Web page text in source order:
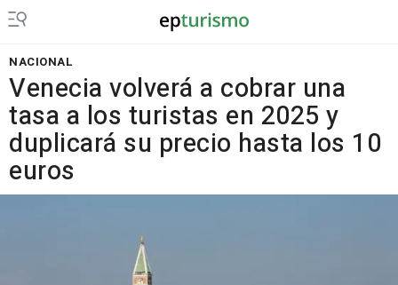
NACIONAL
Venecia volverá a cobrar una
tasa a los turistas en 2025 y
duplicará su precio hasta los 10
euros